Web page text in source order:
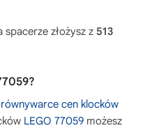
spacerze złożysz z 513
cen klocków
LEGO 77059 możesz